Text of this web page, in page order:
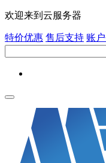
欢迎来到云服务器
特价优惠 售后支持 账